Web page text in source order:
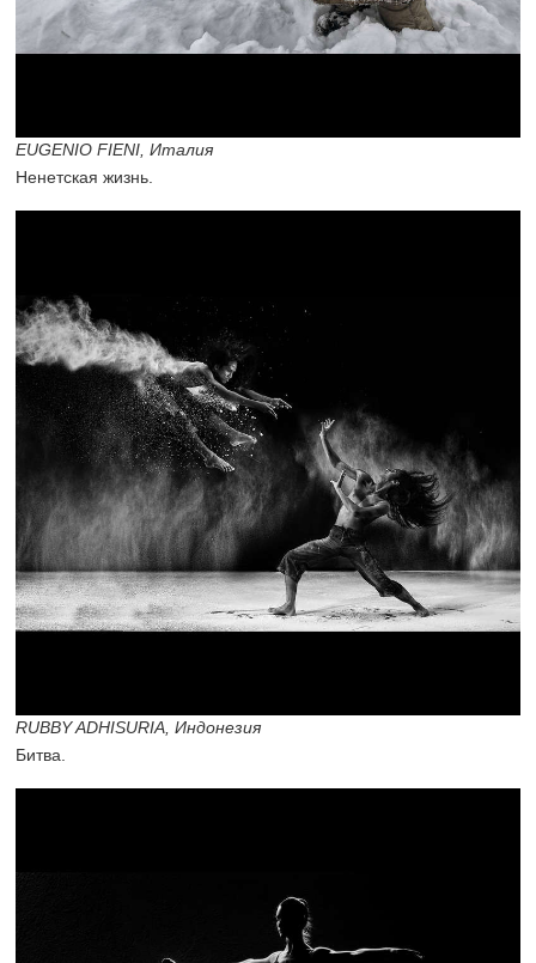
EUGENIO FIENI, Италия
Ненетская жизнь.
RUBBY ADHISURIA, Индонезия
Битва.